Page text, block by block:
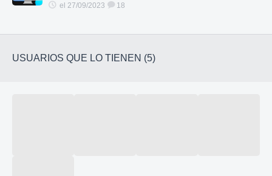
el 27/09/2023 18
USUARIOS QUE LO TIENEN (5)